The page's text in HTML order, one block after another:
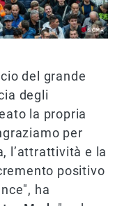
del grande
degli
la propria
per
l’attrattività e la
positivo
ha